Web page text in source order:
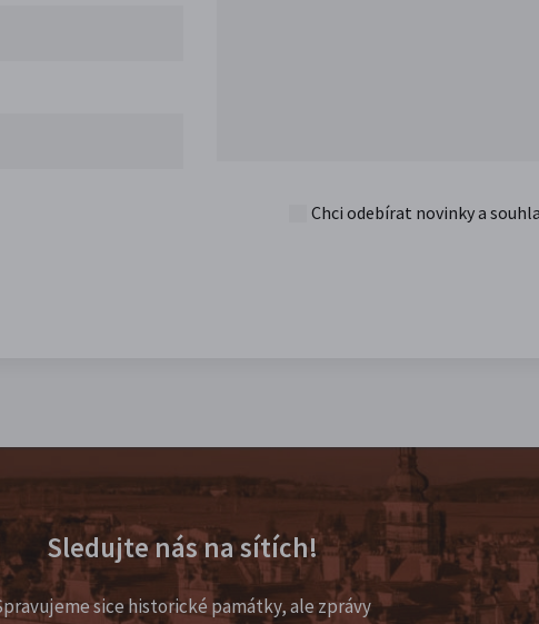
Chci odebírat novinky a
Sledujte nás na sítích!
sice historické památky, ale zprávy